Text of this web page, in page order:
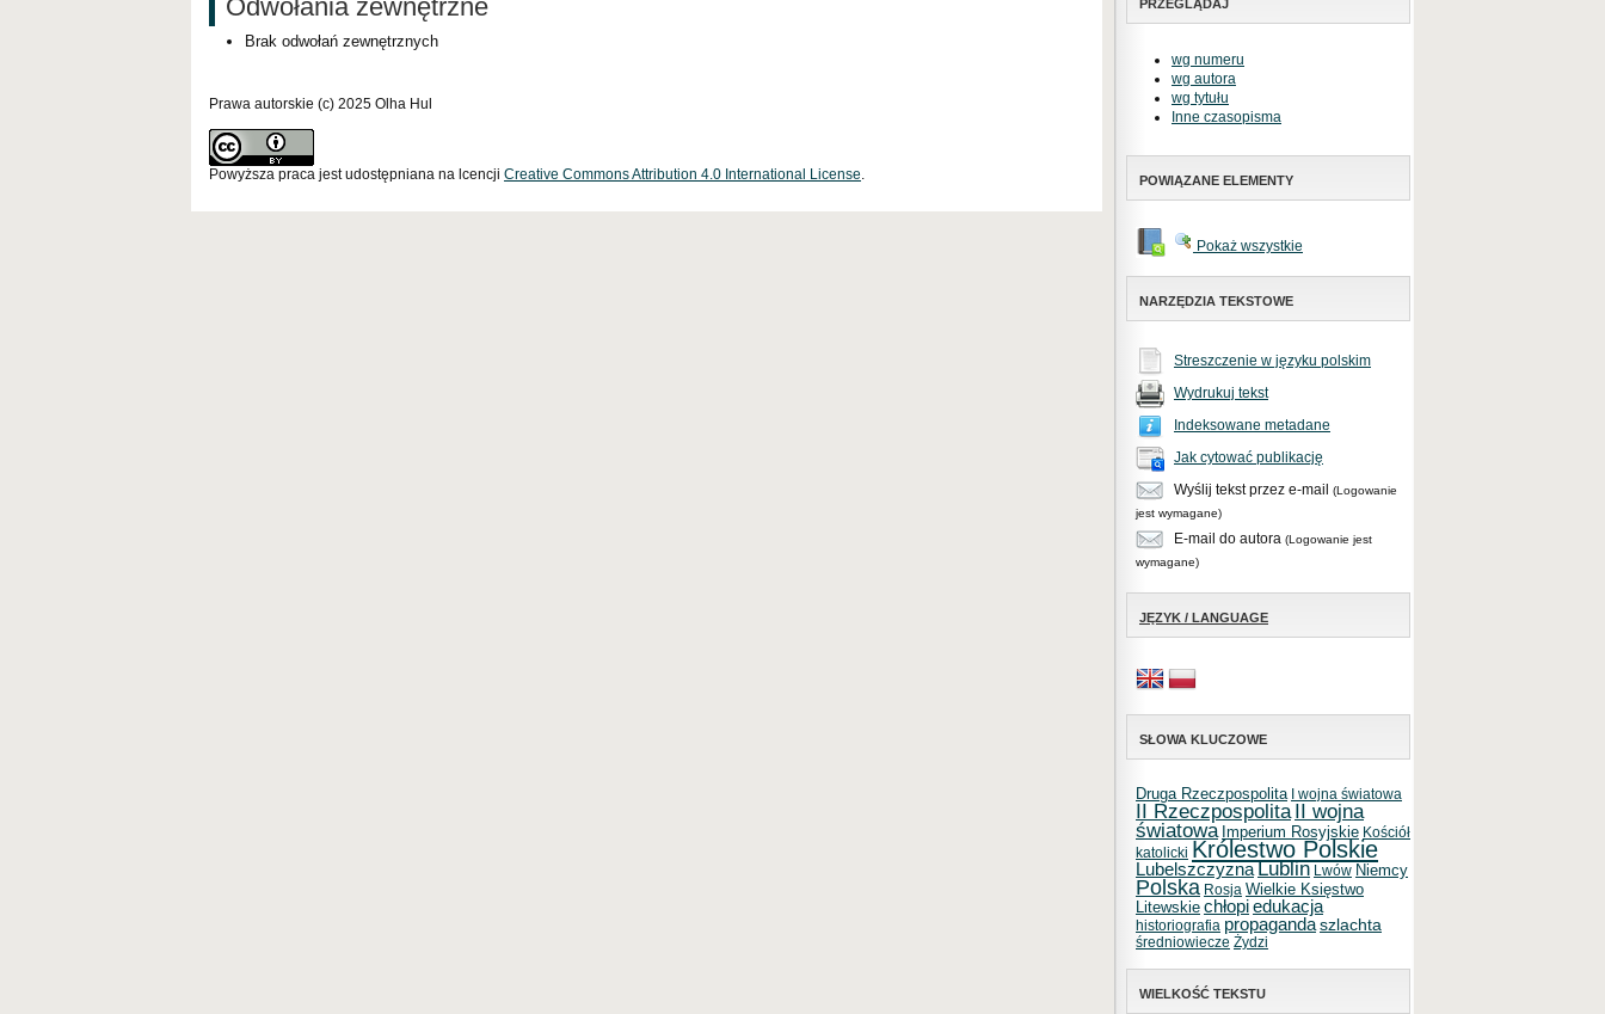
PRZEGLĄDAJ
wg numeru
wg autora
wg tytułu
Inne czasopisma
POWIĄZANE ELEMENTY
Pokaż wszystkie
NARZĘDZIA TEKSTOWE
Streszczenie w języku polskim
Wydrukuj tekst
Indeksowane metadane
Jak cytować publikację
Wyślij tekst przez e-mail
(Logowanie
jest wymagane)
E-mail do autora (Logowanie jest
wymagane)
JĘZYK / LANGUAGE
SŁOWA KLUCZOWE
Druga Rzeczpospolita I wojna światowa
II Rzeczpospolita II wojna
światowa Imperium Rosyjskie Kościół
katolicki Królestwo Polskie
LubelszczyznaLublin Lwów Niemcy
Polska Rosja Wielkie Księstwo
Litewskie chłopiedukacja
historiografia propagandaszlachta
średniowiecze Żydzi
WIELKOŚĆ TEKSTU
Odwołania zewnętrzne
Brak odwołań zewnętrznych
Prawa autorskie (c) 2025 Olha Hul
Powyższa praca jest udostępniana na lcencji Creative Commons Attribution 4.0 International License.